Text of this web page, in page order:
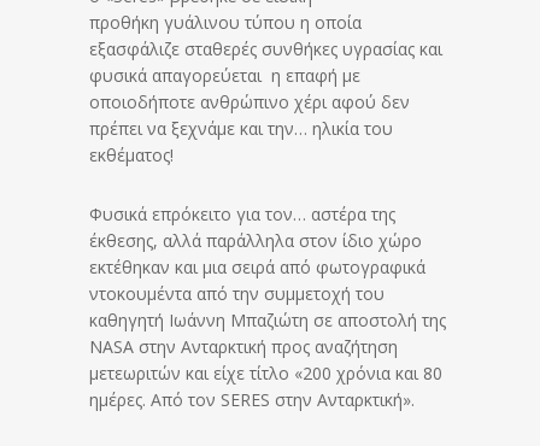
προθήκη γυάλινου τύπου η οποία
εξασφάλιζε σταθερές συνθήκες υγρασίας και
φυσικά απαγορεύεται η επαφή με
οποιοδήποτε ανθρώπινο χέρι αφού δεν
πρέπει να ξεχνάμε και την… ηλικία του
εκθέματος!
Φυσικά επρόκειτο για τον… αστέρα της
έκθεσης, αλλά παράλληλα στον ίδιο χώρο
εκτέθηκαν και μια σειρά από φωτογραφικά
ντοκουμέντα από την συμμετοχή του
καθηγητή Ιωάννη Μπαζιώτη σε αποστολή της
NASA στην Ανταρκτική προς αναζήτηση
μετεωριτών και είχε τίτλο «200 χρόνια και 80
ημέρες. Από τον SERES στην Ανταρκτική».